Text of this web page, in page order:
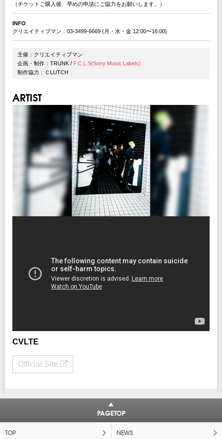
（チケットご購入後、早めの申請にご協力をお願いします。）
INFO
クリエイティブマン：03-3499-6669 (月・水・金 12:00〜16:00)
主催：クリエイティブマン
企画・制作：TRUNK / F.C.L.S(Sony Music Labels)
制作協力：ＣLUTCH
ARTIST
CVLTE
Official Site
PAGETOP
TOP NEWS